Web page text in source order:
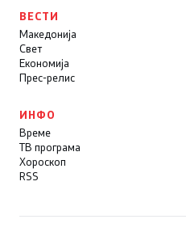
ВЕСТИ
Македонија
Свет
Економија
Прес-релис
ИНФО
Време
ТВ програма
Хороскоп
RSS